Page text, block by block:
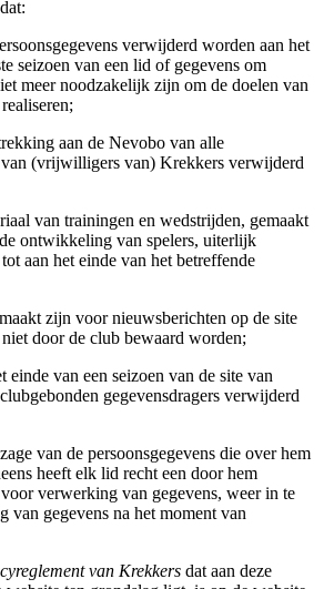
verwijderd worden aan het
seizoen van een lid of gegevens om
meer noodzakelijk zijn om de doelen van
aan de Nevobo van alle
van (vrijwilligers van) Krekkers verwijderd
van trainingen en wedstrijden, gemaakt
ontwikkeling van spelers, uiterlijk
aan het einde van het betreffende
zijn voor nieuwsberichten op de site
door de club bewaard worden;
einde van een seizoen van de site van
gegevensdragers verwijderd
van de persoonsgegevens die over hem
heeft elk lid recht een door hem
verwerking van gegevens, weer in te
van gegevens na het moment van
van Krekkers dat aan deze